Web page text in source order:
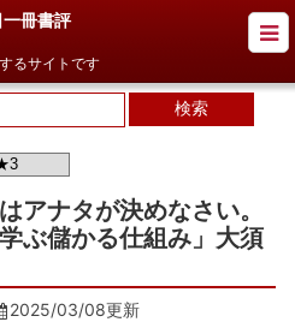
一冊書評
るサイトです
アナタが決めなさい。
ぶ儲かる仕組み」大須
2025/03/08更新